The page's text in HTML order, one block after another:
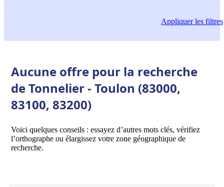
Appliquerles filtres
Aucune offre pour la recherche
de Tonnelier - Toulon (83000,
83100, 83200)
Voici quelques conseils : essayez d’autres mots clés, vérifiez
l’orthographe ou élargissez votre zone géographique de
recherche.